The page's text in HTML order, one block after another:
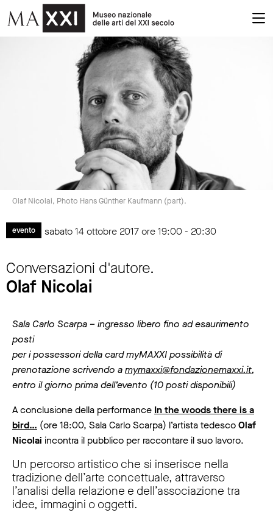
Olaf Nicolai, Photo Hans Günther Kaufmann (part).
evento sabato 14 ottobre 2017 ore 19:00 - 20:30
Conversazioni d'autore.
Olaf Nicolai
Sala Carlo Scarpa – ingresso libero fino ad esaurimento
posti
per i possessori della card myMAXXI possibilità di
prenotazione scrivendo amymaxxi@fondazionemaxxi.it,
entro il giorno prima dell’evento (10 posti disponibili)
A conclusione della performance In the woods there is a
bird… (ore 18:00, Sala Carlo Scarpa) l’artista tedescoOlaf
Nicolai incontra il pubblico per raccontare il suo lavoro.
Un percorso artistico che si inserisce nella
tradizione dell’arte concettuale, attraverso
l’analisi della relazione e dell’associazione tra
idee, immagini o oggetti.